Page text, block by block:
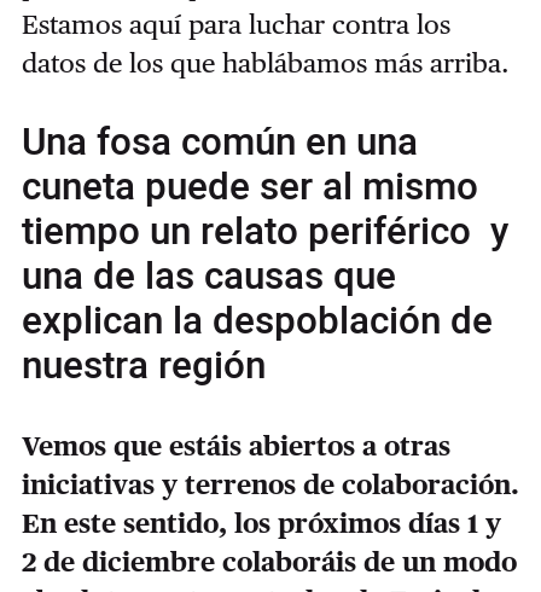
Estamos aquí para luchar contra los
datos de los que hablábamos más arriba.
Una fosa común en una
cuneta puede ser al mismo
tiempo un relato periférico y
una de las causas que
explican la despoblación de
nuestra región
Vemos que estáis abiertos a otras
iniciativas y terrenos de colaboración.
En este sentido, los próximos días 1 y
2 de diciembre colaboráis de un modo